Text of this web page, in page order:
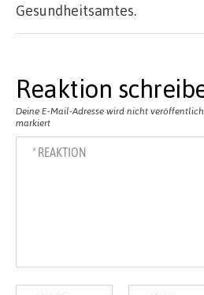
Gesundheitsamtes.
Reaktion
Deine E-Mail-Adresse wird nicht
markiert